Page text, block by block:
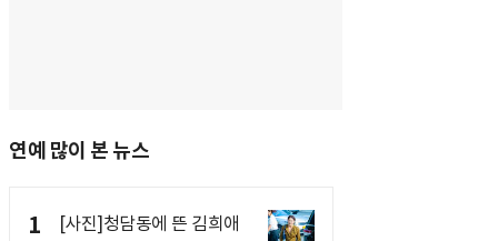
연예 많이 본 뉴스
1 [사진]청담동에 뜬 김희애